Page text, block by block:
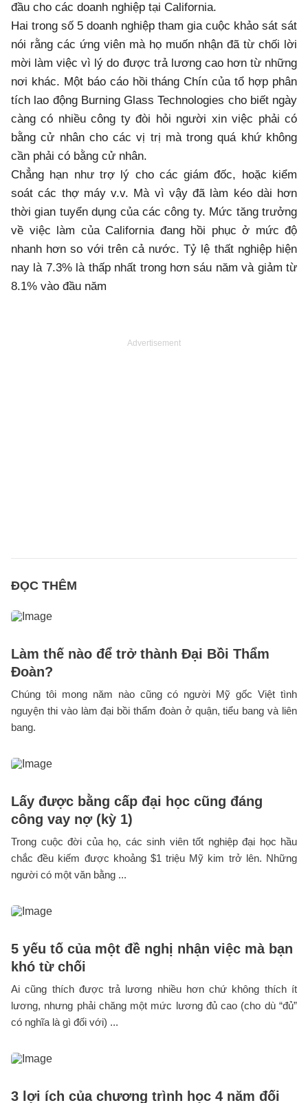
đầu cho các doanh nghiệp tại California.
Hai trong số 5 doanh nghiệp tham gia cuộc khảo sát sát
nói rằng các ứng viên mà họ muốn nhận đã từ chối lời
mời làm việc vì lý do được trả lương cao hơn từ những
nơi khác. Một báo cáo hồi tháng Chín của tổ hợp phân
tích lao động Burning Glass Technologies cho biết ngày
càng có nhiều công ty đòi hỏi người xin việc phải có
bằng cử nhân cho các vị trị mà trong quá khứ không
cần phải có bằng cử nhân.
Chẳng hạn như trợ lý cho các giám đốc, hoặc kiểm
soát các thợ máy v.v. Mà vì vậy đã làm kéo dài hơn
thời gian tuyển dụng của các công ty. Mức tăng trưởng
về việc làm của California đang hồi phục ở mức độ
nhanh hơn so với trên cả nước. Tỷ lệ thất nghiệp hiện
nay là 7.3% là thấp nhất trong hơn sáu năm và giảm từ
8.1% vào đầu năm
Advertisement
ĐỌC THÊM
Làm thế nào để trở thành Đại Bồi Thẩm
Đoàn?
Chúng tôi mong năm nào cũng có người Mỹ gốc Việt tình
nguyện thi vào làm đại bồi thẩm đoàn ở quận, tiểu bang và liên
bang.
Lấy được bằng cấp đại học cũng đáng
công vay nợ (kỳ 1)
Trong cuộc đời của họ, các sinh viên tốt nghiệp đại học hầu
chắc đều kiếm được khoảng $1 triệu Mỹ kim trở lên. Những
người có một văn bằng ...
5 yếu tố của một đề nghị nhận việc mà bạn
khó từ chối
Ai cũng thích được trả lương nhiều hơn chứ không thích ít
lương, nhưng phải chăng một mức lương đủ cao (cho dù “đủ”
có nghĩa là gì đối với) ...
3 lợi ích của chương trình học 4 năm đối